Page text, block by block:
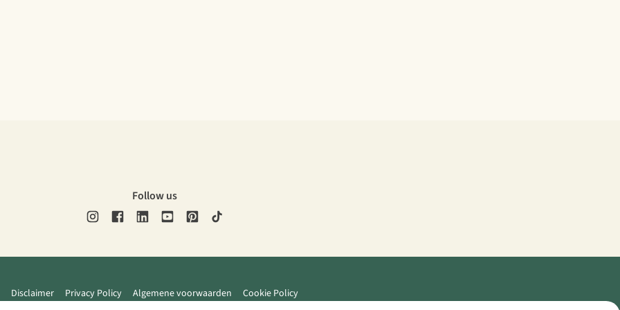
Follow us
Disclaimer Privacy Policy Algemene voorwaarden Cookie Policy